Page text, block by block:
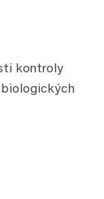
kontroly
biologických